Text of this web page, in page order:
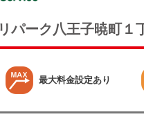
リパーク八王子暁町１
最大料金設定あり